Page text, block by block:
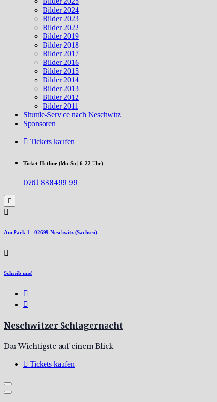
Bilder 2024
Bilder 2023
Bilder 2022
Bilder 2019
Bilder 2018
Bilder 2017
Bilder 2016
Bilder 2015
Bilder 2014
Bilder 2013
Bilder 2012
Bilder 2011
Shuttle-Service nach Neschwitz
Sponsoren
Tickets kaufen
Ticket-Hotline (Mo-So | 6-22 Uhr)
0761 888499 99
Am Park 1 - 02699 Neschwitz (Sachsen)
Schreib uns!
Neschwitzer Schlagernacht
Das Wichtigste auf einem Blick
Tickets kaufen